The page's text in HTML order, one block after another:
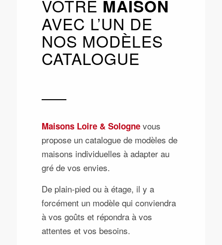
VOTRE MAISON
AVEC L’UN DE
NOS MODÈLES
CATALOGUE
Maisons Loire & Sologne vous
propose un catalogue de modèles de
maisons individuelles à adapter au
gré de vos envies.
De plain-pied ou à étage, il y a
forcément un modèle qui conviendra
à vos goûts et répondra à vos
attentes et vos besoins.